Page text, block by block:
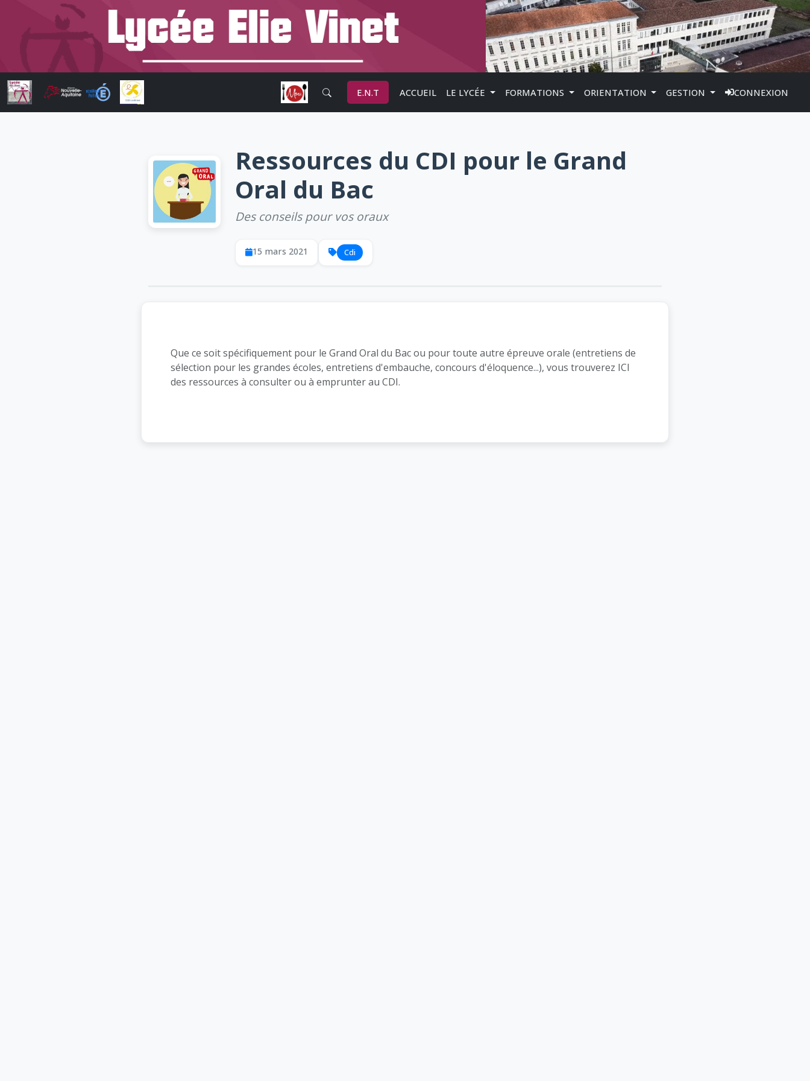
E.N.T ACCUEIL LE LYCÉE FORMATIONS ORIENTATION GESTION CONNEXION
Ressources du CDI pour le Grand
Oral du Bac
Des conseils pour vos oraux
15 mars 2021 Cdi
Que ce soit spécifiquement pour le Grand Oral du Bac ou pour toute autre épreuve orale (entretiens de
sélection pour les grandes écoles, entretiens d'embauche, concours d'éloquence...), vous trouverez ICI
des ressources à consulter ou à emprunter au CDI.